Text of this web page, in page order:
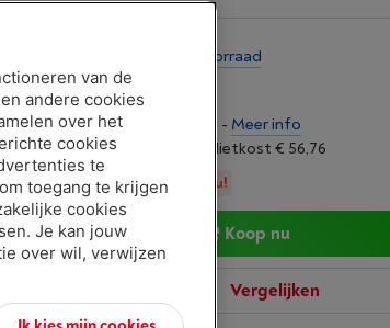
Bekijk voorraad
€ 849,00
Of 24 betalingen van € 37,74 - Meer info
Debetrentevoet 6,24%, Kredietkost € 56,76
Minder dan 5 in stock, bestel nu!
Koop nu
Vergelijken
van de
andere cookies
over het
cookies
te
toegang te krijgen
cookies
Je kan jouw
over wil, verwijzen